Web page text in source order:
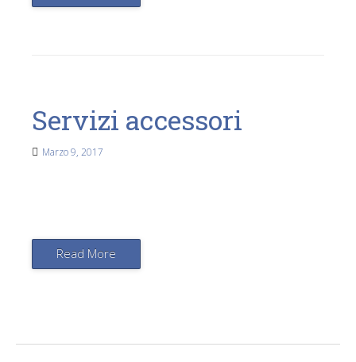
Servizi accessori
Marzo 9, 2017
Read More